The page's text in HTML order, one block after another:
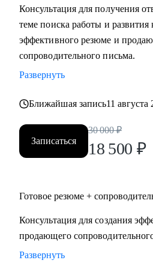
Мидл и топ руководители.
• CEO/Генеральный директор
• Операционный директор/
• Коммерческий директор/
• CFO/ Финансовый директор
• Директор по производству
• ИТ-директор
• Директор по логистике и
• Директор по стратегическому
Для своих клиентов я —
поможет «диагностировать и
области профессионального
уникальность, найти
Консультация для получения
теме поиска работы и развития
эффективного резюме и
сопроводительного письма.
Развернуть
Ближайшая запись11 августа
Записаться
30 000 ₽
18 500 ₽
Готовое резюме +
Консультация для создания
продающего
Развернуть